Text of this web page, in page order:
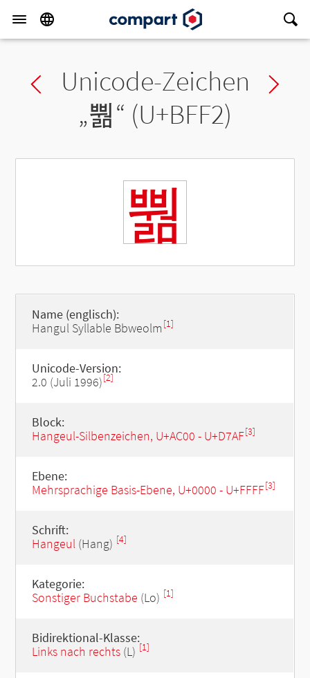
Previous char
Unicode-Zeichen
„뿲“ (U+BFF2)
뿲
Name (englisch):
Hangul Syllable Bbweolm [1]
Unicode-Version:
2.0 (Juli 1996)[2]
Block:
Hangeul-Silbenzeichen, U+AC00 - U+D7AF[3]
Ebene:
Mehrsprachige Basis-Ebene, U+0000 - U+FFFF[3]
Schrift:
Hangeul(Hang) [4]
Kategorie:
Sonstiger Buchstabe (Lo) [1]
Bidirektional-Klasse:
Links nach rechts(L) [1]